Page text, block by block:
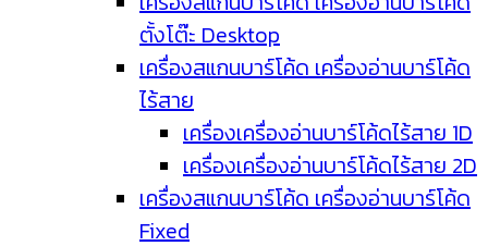
ตั้งโต๊ะ Desktop
เครื่องสแกนบาร์โค้ด เครื่องอ่านบาร์โค้ด
ไร้สาย
เครื่องเครื่องอ่านบาร์โค้ดไร้สาย 1D
เครื่องเครื่องอ่านบาร์โค้ดไร้สาย 2D
เครื่องสแกนบาร์โค้ด เครื่องอ่านบาร์โค้ด
Fixed